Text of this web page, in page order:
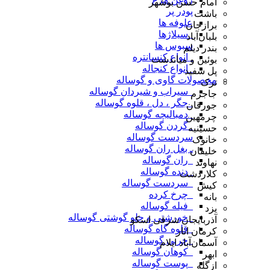
پودر پر
علوفه ها
_سیلاژها
سبوس ها
_انواع کنسانتره
_انواع کنجاله
محصولات گاوی و گوساله
_سیراب و شیردان گوساله
_جگر ، دل ، قلوه گوساله
_دمبالیچه گوساله
_گردن گوساله
سردست گوساله
ـ بغل ران گوساله
_ران گوساله
_دنده گوساله
_سردست گوساله
_چرخ کرده
_فیله گوساله
_خورشتی و چلو گوشتی گوساله
_قلوه گاه گوساله
_چربی گوساله
_کوهان گوساله
_پوست گوساله
امام حسن بوشهر
باشت
برازجان
بلبان‌آباد
بندر دیلم
بوئین و میاندشت
پل سفید
ترک
جاجرم
جورقان
چرمهین
حسینیه
خانوک
خلیفان
نهاوند
کلاردشت
کیش
بانه
یزد
آذربایجان شرقی اسکو
کرمان انار
آسمان‌آباد ایلام
ابهر
ازگله